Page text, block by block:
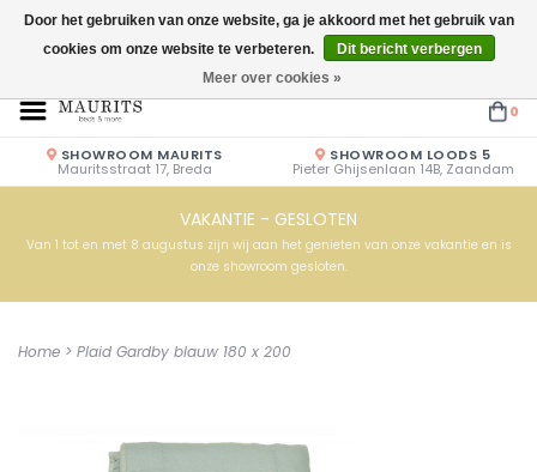
Openingstijden: Vrijdag & Zaterdag 10.00u - 17.00u of op afspraak!
0
SHOWROOM MAURITS
Mauritsstraat 17, Breda
SHOWROOM LOODS 5
Pieter Ghijsenlaan 14B, Zaandam
VAKANTIE - GESLOTEN
Van 1 tot en met 8 augustus zijn wij aan het genieten van onze vakantie en is
onze showroom gesloten.
Home > Plaid Gardby blauw 180 x 200
Door het gebruiken van onze website, ga je akkoord met het gebruik van
cookies om onze website te verbeteren.
Dit bericht verbergen
Meer over cookies »